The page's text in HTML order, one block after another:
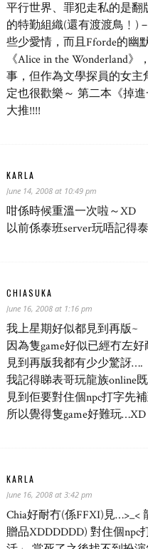
平行世界、罪犯走私的是
的特勤組織(還有渡渡鳥﹗)
些少愛情，而且Fforde的幽
《Alice in the Wonderland
事，但作為文學探員的女主
定也很歡樂～ 第二本《掉
大推!!!!
KARLA
June 14, 2008 at 10:49 pm
咁係時候重溫一次啦～XD
以前係泰班server玩唔記得
CHIASUKA
June 16, 2008 at 1:16 pm
我上星期好似都見到再版~
因為隻game好似已經冇左好
見到再版我都有少少驚訝….
我記得睇表哥玩龍族online
見到佢要對住個npc打字先
所以覺得隻game好難玩…XD
KARLA
June 16, 2008 at 3:42 pm
Chia好耐冇(係FFXI)見
贈品XDDDDDD) 對住個npc